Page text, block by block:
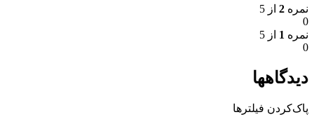
نمره 2 از 5
0
نمره 1 از 5
0
دیدگاهها
پاک‌کردن فیلترها